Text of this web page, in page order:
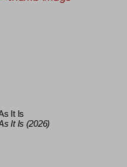
It Is
It Is (2026)